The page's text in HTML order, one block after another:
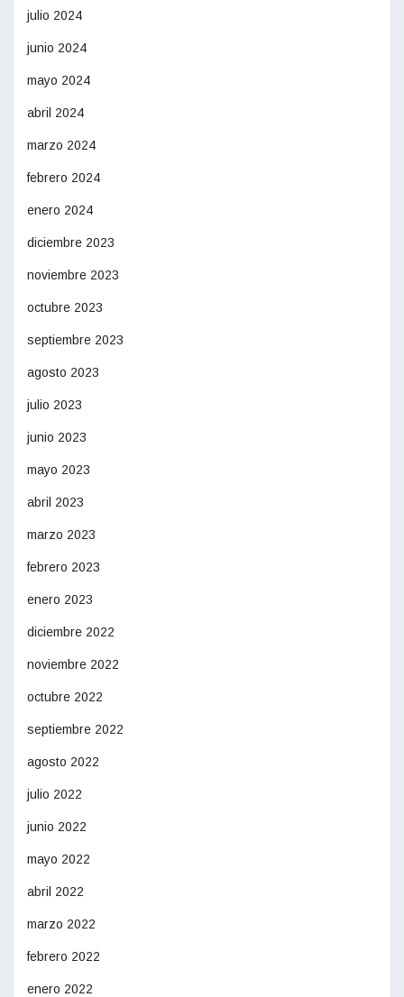
julio 2024
junio 2024
mayo 2024
abril 2024
marzo 2024
febrero 2024
enero 2024
diciembre 2023
noviembre 2023
octubre 2023
septiembre 2023
agosto 2023
julio 2023
junio 2023
mayo 2023
abril 2023
marzo 2023
febrero 2023
enero 2023
diciembre 2022
noviembre 2022
octubre 2022
septiembre 2022
agosto 2022
julio 2022
junio 2022
mayo 2022
abril 2022
marzo 2022
febrero 2022
enero 2022